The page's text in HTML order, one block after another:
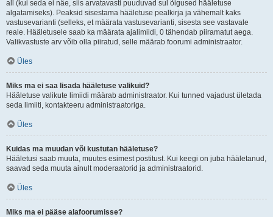
all (kui seda ei näe, siis arvatavasti puuduvad sul õigused hääletuse
algatamiseks). Peaksid sisestama hääletuse pealkirja ja vähemalt kaks
vastusevarianti (selleks, et määrata vastusevarianti, sisesta see vastavale
reale. Hääletusele saab ka määrata ajalimiidi, 0 tähendab piiramatut aega.
Valikvastuste arv võib olla piiratud, selle määrab foorumi administraator.
Üles
Miks ma ei saa lisada hääletuse valikuid?
Hääletuse valikute limiidi määrab administraator. Kui tunned vajadust ületada
seda limiiti, kontakteeru administraatoriga.
Üles
Kuidas ma muudan või kustutan hääletuse?
Hääletusi saab muuta, muutes esimest postitust. Kui keegi on juba hääletanud,
saavad seda muuta ainult moderaatorid ja administraatorid.
Üles
Miks ma ei pääse alafoorumisse?